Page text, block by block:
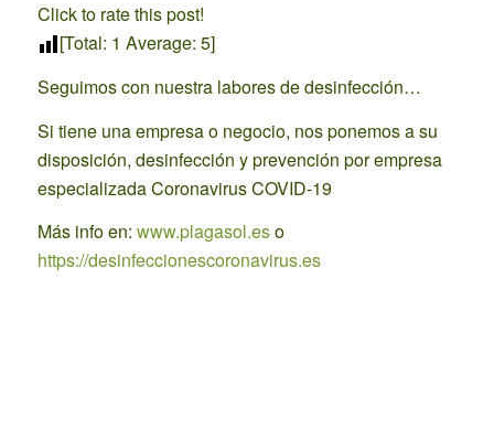
Click to rate this post!
[Total: 1 Average: 5]
Seguimos con nuestra labores de desinfección…
Si tiene una empresa o negocio, nos ponemos a su
disposición, desinfección y prevención por empresa
especializada Coronavirus COVID-19
Más info en: www.plagasol.eso
https://desinfeccionescoronavirus.es